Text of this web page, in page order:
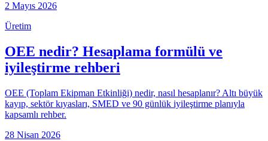
2 Mayıs 2026
Üretim
OEE nedir? Hesaplama formülü ve
iyileştirme rehberi
OEE (Toplam Ekipman Etkinliği) nedir, nasıl hesaplanır? Altı büyük
kayıp, sektör kıyasları, SMED ve 90 günlük iyileştirme planıyla
kapsamlı rehber.
28 Nisan 2026